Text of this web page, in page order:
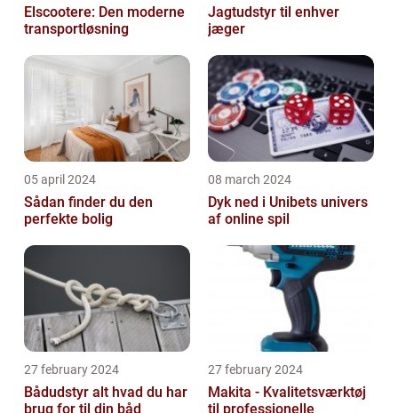
Elscootere: Den moderne
transportløsning
Jagtudstyr til enhver
jæger
05 april 2024
Sådan finder du den
perfekte bolig
08 march 2024
Dyk ned i Unibets univers
af online spil
27 february 2024
Bådudstyr alt hvad du har
brug for til din båd
27 february 2024
Makita - Kvalitetsværktøj
til professionelle